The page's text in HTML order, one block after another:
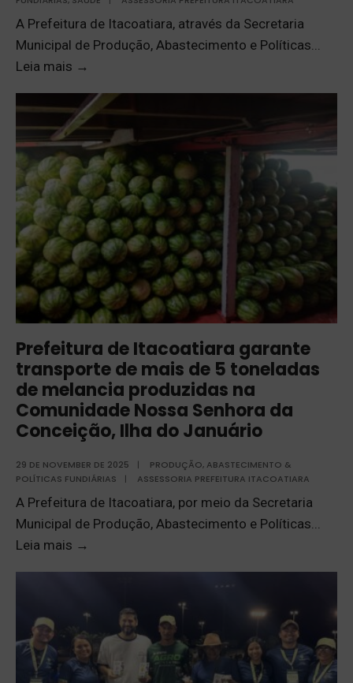
A Prefeitura de Itacoatiara, através da Secretaria
Municipal de Produção, Abastecimento e Políticas...
Leia mais →
Prefeitura de Itacoatiara garante
transporte de mais de 5 toneladas
de melancia produzidas na
Comunidade Nossa Senhora da
Conceição, Ilha do Januário
29 DE NOVEMBER DE 2025 |
PRODUÇÃO, ABASTECIMENTO &
POLÍTICAS FUNDIÁRIAS
| ASSESSORIA PREFEITURA ITACOATIARA
A Prefeitura de Itacoatiara, por meio da Secretaria
Municipal de Produção, Abastecimento e Políticas
Leia mais →